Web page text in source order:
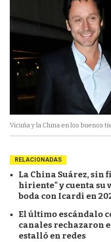
Vicuña y la China en los buenos
RELACIONADAS
La China Suárez, sin
hiriente" y cuenta su
boda con Icardi en
El último escándalo
canales rechazaron
estalló en redes